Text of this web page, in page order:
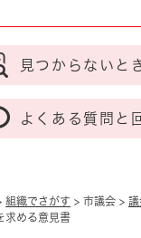
組織でさがす > 市議会 > 議
求める意見書
見つからないと
よくある質問と